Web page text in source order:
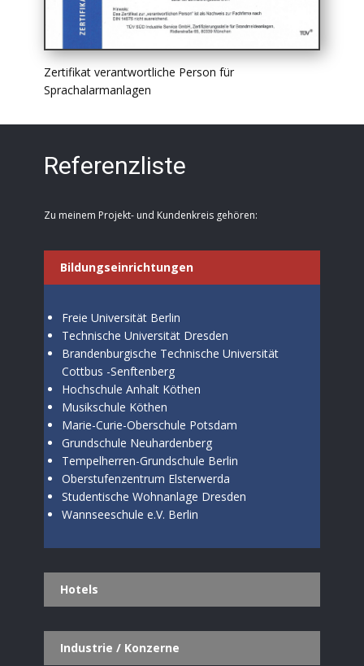
Zertifikat verantwortliche Person für
Sprachalarmanlagen
Referenzliste
Zu meinem Projekt- und Kundenkreis gehören:
Bildungseinrichtungen
Freie Universität Berlin
Technische Universität Dresden
Brandenburgische Technische Universität
Cottbus -Senftenberg
Hochschule Anhalt Köthen
Musikschule Köthen
Marie-Curie-Oberschule Potsdam
Grundschule Neuhardenberg
Tempelherren-Grundschule Berlin
Oberstufenzentrum Elsterwerda
Studentische Wohnanlage Dresden
Wannseeschule e.V. Berlin
Hotels
Industrie / Konzerne